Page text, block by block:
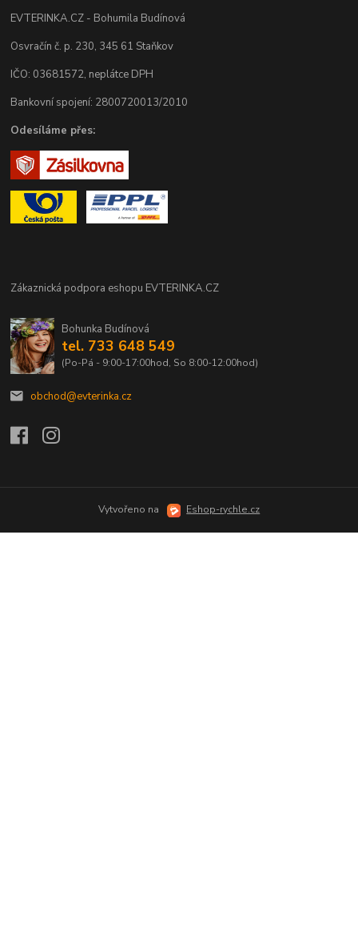
EVTERINKA.CZ - Bohumila Budínová
Osvračín č. p. 230, 345 61 Staňkov
IČO: 03681572, neplátce DPH
Bankovní spojení: 2800720013/2010
Odesíláme přes:
Zákaznická podpora eshopu EVTERINKA.CZ
Bohunka Budínová
tel. 733 648 549
(Po-Pá - 9:00-17:00hod, So 8:00-12:00hod)
obchod@evterinka.cz
Vytvořeno na Eshop-rychle.cz